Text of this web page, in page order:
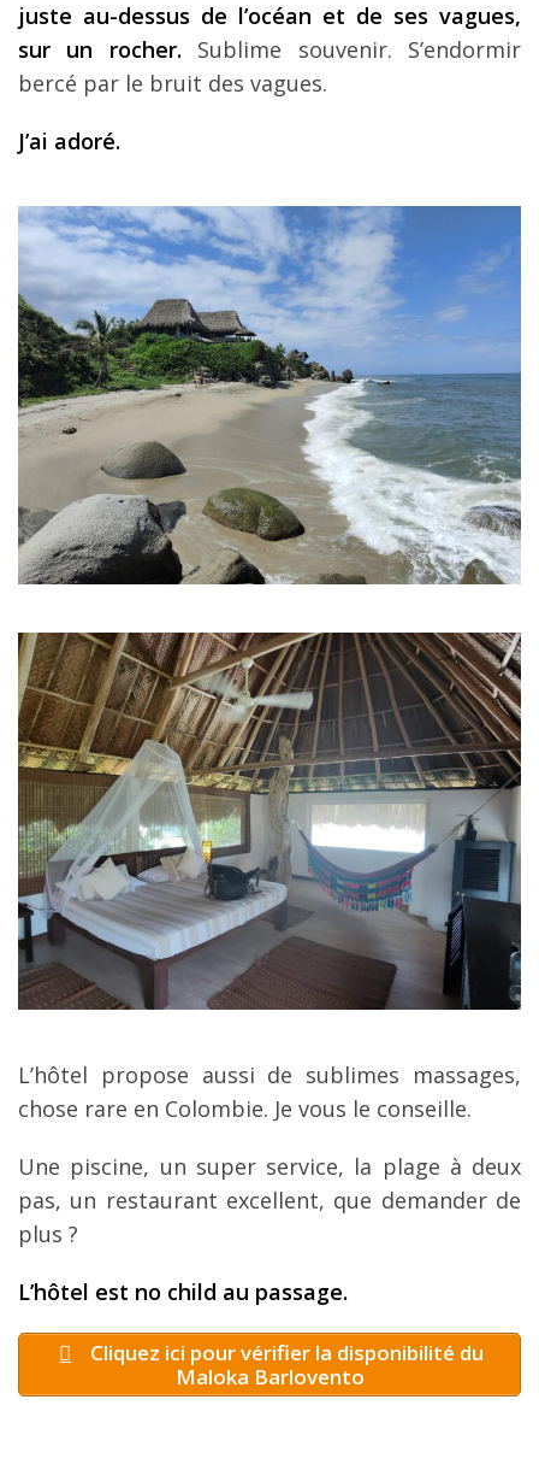
juste au-dessus de l’océan et de ses vagues,
sur un rocher. Sublime souvenir. S’endormir
bercé par le bruit des vagues.
J’ai adoré.
L’hôtel propose aussi de sublimes massages,
chose rare en Colombie. Je vous le conseille.
Une piscine, un super service, la plage à deux
pas, un restaurant excellent, que demander de
plus ?
L’hôtel est no child au passage.
Cliquez ici pour vérifier la disponibilité du
Maloka Barlovento